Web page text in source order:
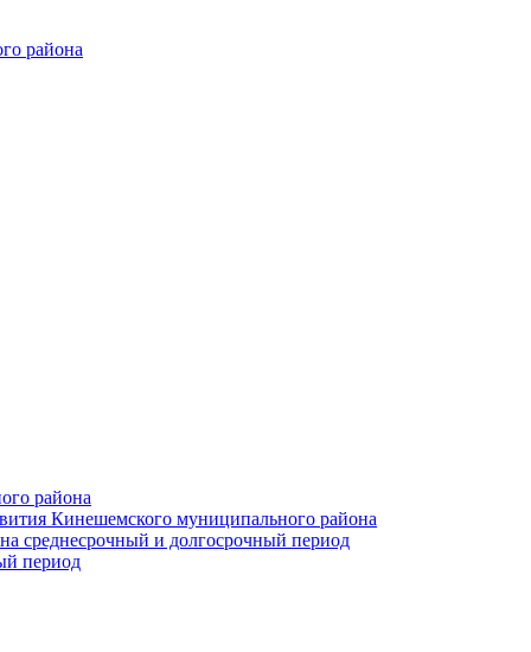
района
района
Кинешемского муниципального района
среднесрочный и долгосрочный период
период